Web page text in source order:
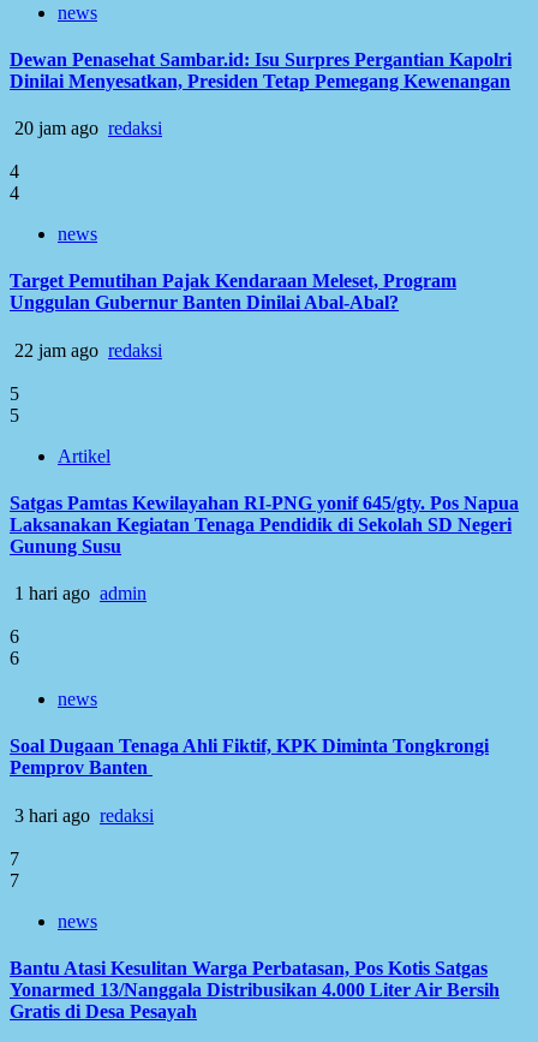
news
Dewan Penasehat Sambar.id: Isu Surpres Pergantian Kapolri
Dinilai Menyesatkan, Presiden Tetap Pemegang Kewenangan
20 jam ago redaksi
4
4
news
Target Pemutihan Pajak Kendaraan Meleset, Program
Unggulan Gubernur Banten Dinilai Abal-Abal?
22 jam ago redaksi
5
5
Artikel
Satgas Pamtas Kewilayahan RI-PNG yonif 645/gty. Pos Napua
Laksanakan Kegiatan Tenaga Pendidik di Sekolah SD Negeri
Gunung Susu
1 hari ago admin
6
6
news
Soal Dugaan Tenaga Ahli Fiktif, KPK Diminta Tongkrongi
Pemprov Banten
3 hari ago redaksi
7
7
news
Bantu Atasi Kesulitan Warga Perbatasan, Pos Kotis Satgas
Yonarmed 13/Nanggala Distribusikan 4.000 Liter Air Bersih
Gratis di Desa Pesayah